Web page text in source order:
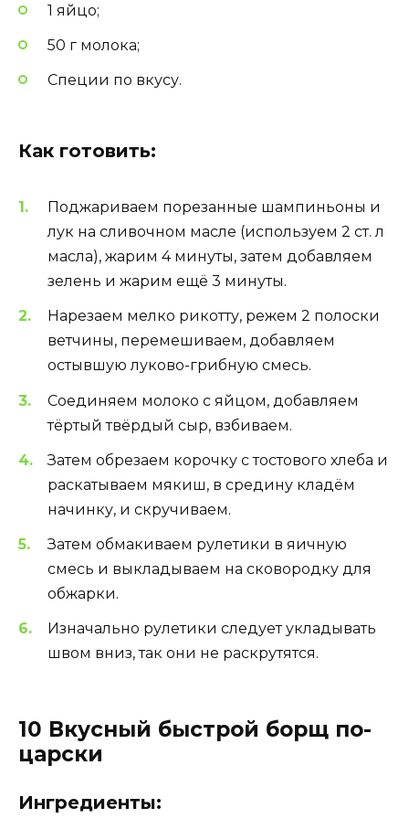
1 яйцо;
50 г молока;
Специи по вкусу.
Как готовить:
Поджариваем порезанные шампиньоны и
лук на сливочном масле (используем 2 ст. л
масла), жарим 4 минуты, затем добавляем
зелень и жарим ещё 3 минуты.
Нарезаем мелко рикотту, режем 2 полоски
ветчины, перемешиваем, добавляем
остывшую луково-грибную смесь.
Соединяем молоко с яйцом, добавляем
тёртый твёрдый сыр, взбиваем.
Затем обрезаем корочку с тостового хлеба и
раскатываем мякиш, в средину кладём
начинку, и скручиваем.
Затем обмакиваем рулетики в яичную
смесь и выкладываем на сковородку для
обжарки.
Изначально рулетики следует укладывать
швом вниз, так они не раскрутятся.
10 Вкусный быстрой борщ по-
царски
Ингредиенты: